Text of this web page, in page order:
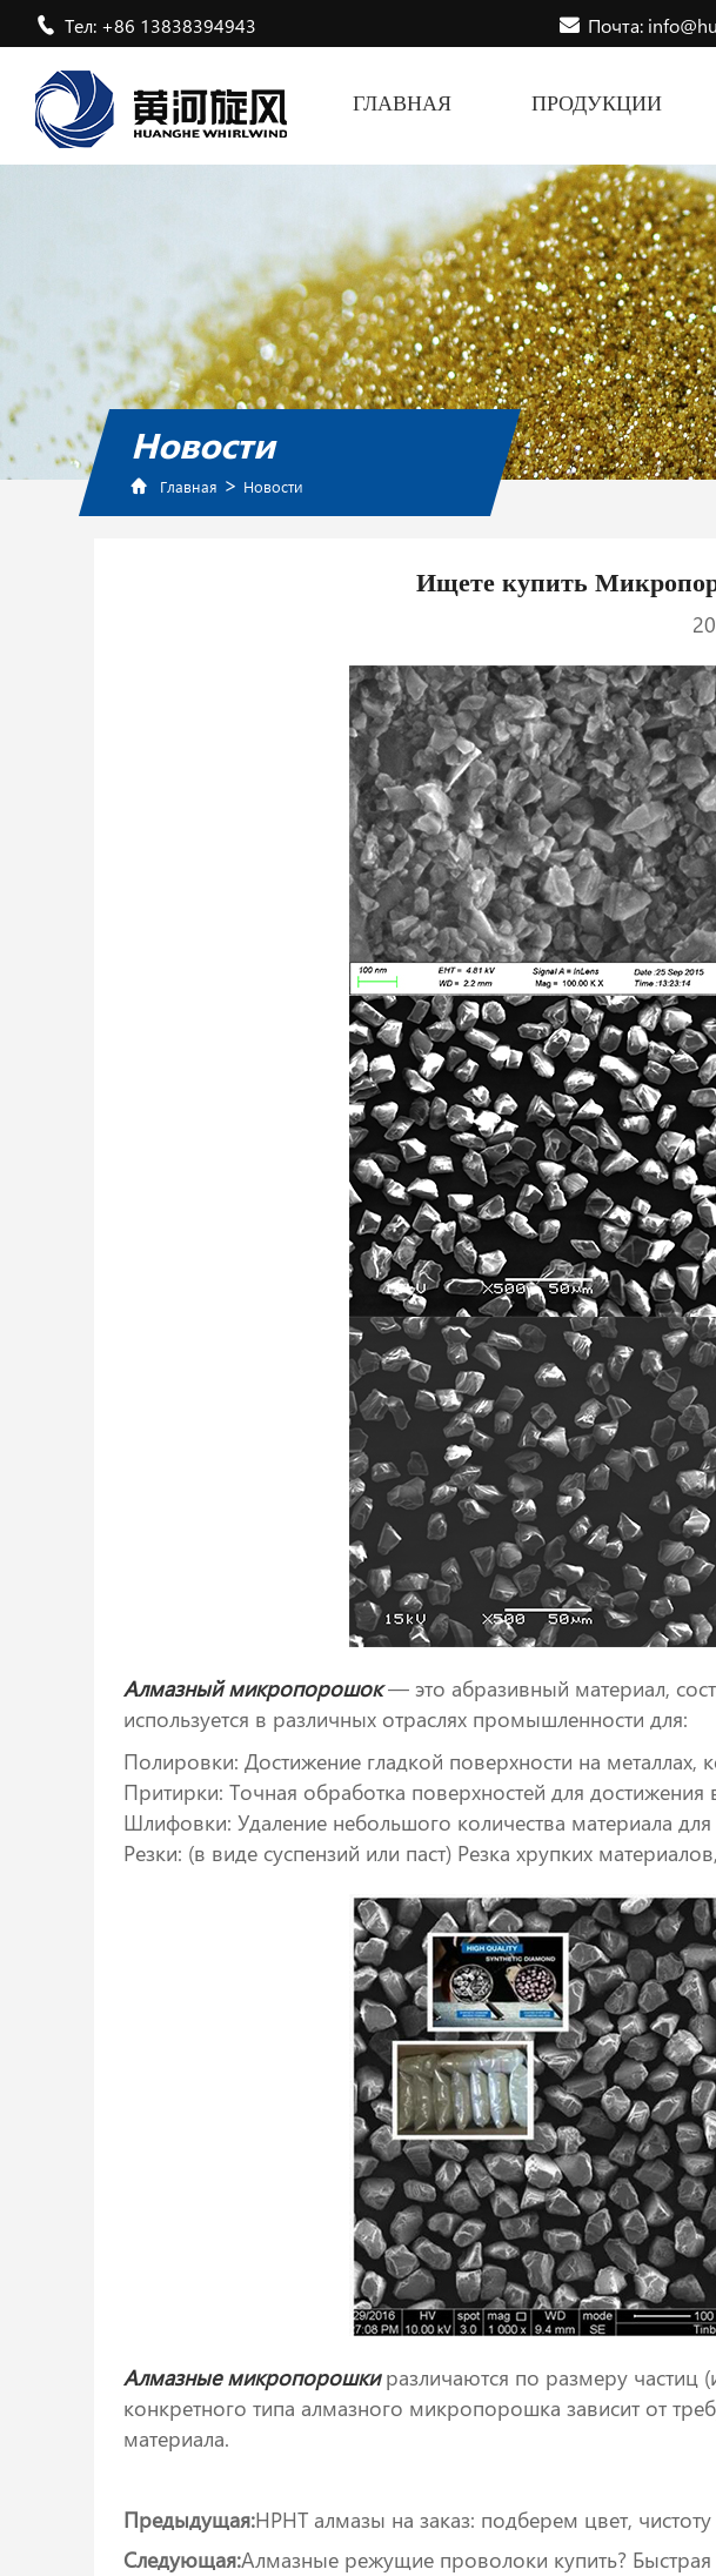
Тел: +86 13838394943 Почта:
ГЛАВНАЯ ПРОДУКЦИИ
Новости
Главная > Новости
Ищете купить
Алмазный микропорошок— это абразивный материал,
используется в различных отраслях промышленности для:
Полировки: Достижение гладкой поверхности на металлах,
Притирки: Точная обработка поверхностей для
Шлифовки: Удаление небольшого количества материала
Резки: (в виде суспензий или паст) Резка хрупких
Алмазные микропорошкиразличаются по размеру частиц
конкретного типа алмазного микропорошка зависит от
материала.
Предыдущая:HPHT алмазы на заказ: подберем цвет,
Следующая:Алмазные режущие проволоки купить? Быстрая